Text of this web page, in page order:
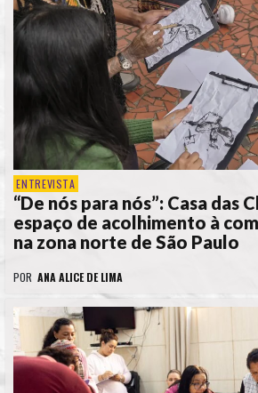
ENTREVISTA
“De nós para nós”: Casa das
espaço de acolhimento à
na zona norte de São Paulo
POR ANA ALICE DE LIMA